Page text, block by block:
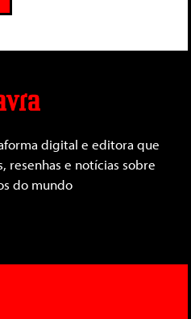
digital e editora que
resenhas e notícias sobre
do mundo